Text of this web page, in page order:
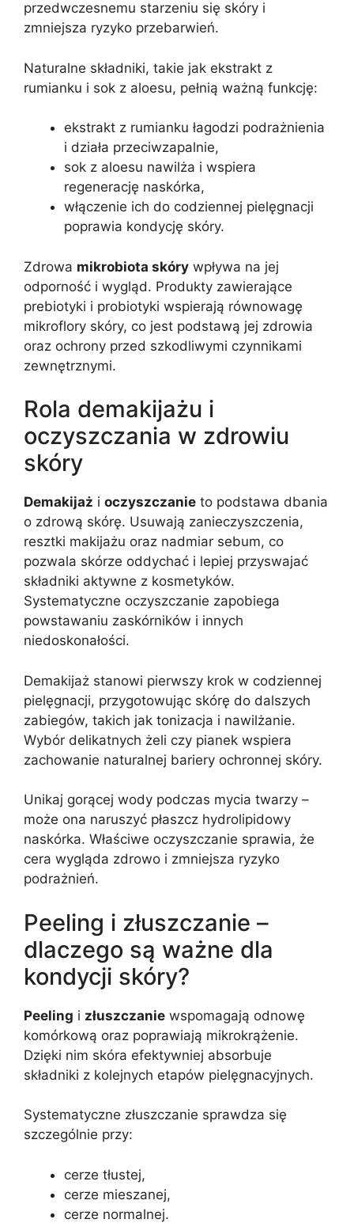
przedwczesnemu starzeniu się skóry i
zmniejsza ryzyko przebarwień.
Naturalne składniki, takie jak ekstrakt z
rumianku i sok z aloesu, pełnią ważną funkcję:
ekstrakt z rumianku łagodzi podrażnienia
i działa przeciwzapalnie,
sok z aloesu nawilża i wspiera
regenerację naskórka,
włączenie ich do codziennej pielęgnacji
poprawia kondycję skóry.
Zdrowa mikrobiota skóry wpływa na jej
odporność i wygląd. Produkty zawierające
prebiotyki i probiotyki wspierają równowagę
mikroflory skóry, co jest podstawą jej zdrowia
oraz ochrony przed szkodliwymi czynnikami
zewnętrznymi.
Rola demakijażu i
oczyszczania w zdrowiu
skóry
Demakijaż i oczyszczanie to podstawa dbania
o zdrową skórę. Usuwają zanieczyszczenia,
resztki makijażu oraz nadmiar sebum, co
pozwala skórze oddychać i lepiej przyswajać
składniki aktywne z kosmetyków.
Systematyczne oczyszczanie zapobiega
powstawaniu zaskórników i innych
niedoskonałości.
Demakijaż stanowi pierwszy krok w codziennej
pielęgnacji, przygotowując skórę do dalszych
zabiegów, takich jak tonizacja i nawilżanie.
Wybór delikatnych żeli czy pianek wspiera
zachowanie naturalnej bariery ochronnej skóry.
Unikaj gorącej wody podczas mycia twarzy –
może ona naruszyć płaszcz hydrolipidowy
naskórka. Właściwe oczyszczanie sprawia, że
cera wygląda zdrowo i zmniejsza ryzyko
podrażnień.
Peeling i złuszczanie –
dlaczego są ważne dla
kondycji skóry?
Peeling i złuszczanie wspomagają odnowę
komórkową oraz poprawiają mikrokrążenie.
Dzięki nim skóra efektywniej absorbuje
składniki z kolejnych etapów pielęgnacyjnych.
Systematyczne złuszczanie sprawdza się
szczególnie przy:
cerze tłustej,
cerze mieszanej,
cerze normalnej.